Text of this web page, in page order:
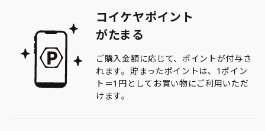
コイケヤポイント
がたまる
ご購入金額に応じて、ポイントが付与さ
れます。貯まったポイントは、1ポイン
ト＝1円としてお買い物にご利用いただ
けます。